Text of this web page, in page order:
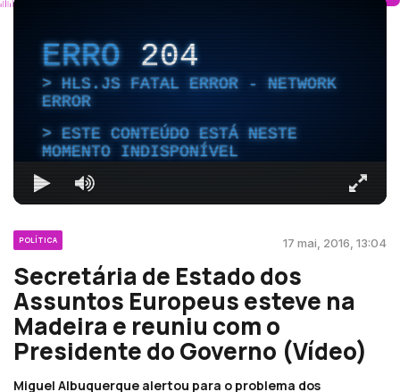
ERRO204
HLS.JS FATAL ERROR - NETWORK
ERROR
ESTE CONTEÚDO ESTÁ NESTE
MOMENTO INDISPONÍVEL
POLÍTICA 17 mai, 2016, 13:04
Secretária de Estado dos
Assuntos Europeus esteve na
Madeira e reuniu com o
Presidente do Governo (Vídeo)
Miguel Albuquerque alertou para o problema dos